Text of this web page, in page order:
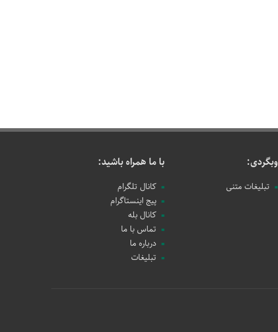
وبگردی:
تبلیغات متنی
با ما همراه باشید:
کانال تلگرام
پیج اینستاگرام
کانال بله
تماس با ما
درباره ما
تبلیغات